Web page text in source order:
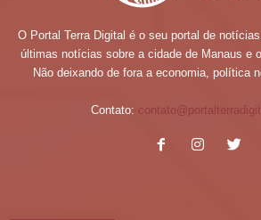
O Portal Terra Digital é o seu portal de
últimas notícias sobre a cidade de Manaus e
Não deixando de fora a economia, política
Contato: